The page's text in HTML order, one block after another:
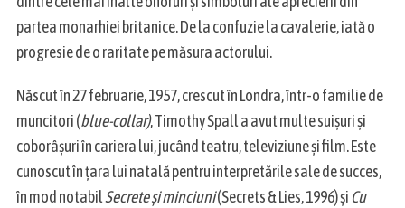
partea monarhiei britanice. De la confuzie la cavalerie, iată o
progresie de o raritate pe măsura actorului.
Născut în 27 februarie, 1957, crescut în Londra, într-o familie de
muncitori (blue-collar), Timothy Spall a avut multe suișuri și
coborâșuri în cariera lui, jucând teatru, televiziune și film. Este
cunoscut în țara lui natală pentru interpretările sale de succes,
în mod notabilSecrete și minciuni(Secrets & Lies, 1996)și Cu